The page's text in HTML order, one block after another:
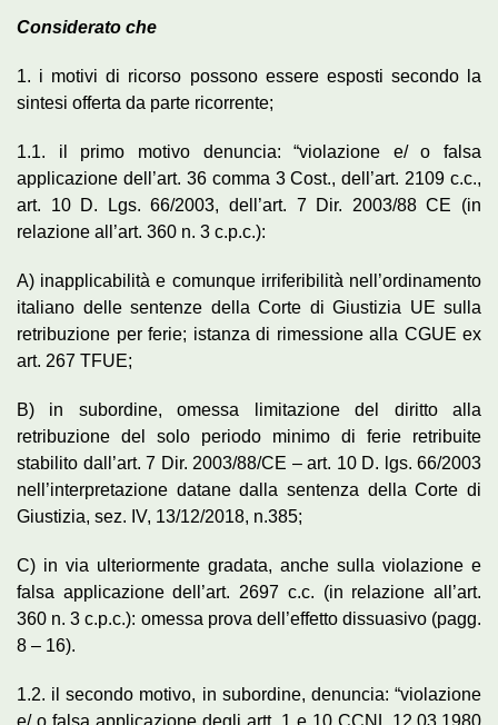
Considerato che
1. i motivi di ricorso possono essere esposti secondo la
sintesi offerta da parte ricorrente;
1.1. il primo motivo denuncia: “violazione e/ o falsa
applicazione dell’art. 36 comma 3 Cost., dell’art. 2109 c.c.,
art. 10 D. Lgs. 66/2003, dell’art. 7 Dir. 2003/88 CE (in
relazione all’art. 360 n. 3 c.p.c.):
A) inapplicabilità e comunque irriferibilità nell’ordinamento
italiano delle sentenze della Corte di Giustizia UE sulla
retribuzione per ferie; istanza di rimessione alla CGUE ex
art. 267 TFUE;
B) in subordine, omessa limitazione del diritto alla
retribuzione del solo periodo minimo di ferie retribuite
stabilito dall’art. 7 Dir. 2003/88/CE – art. 10 D. lgs. 66/2003
nell’interpretazione datane dalla sentenza della Corte di
Giustizia, sez. IV, 13/12/2018, n.385;
C) in via ulteriormente gradata, anche sulla violazione e
falsa applicazione dell’art. 2697 c.c. (in relazione all’art.
360 n. 3 c.p.c.): omessa prova dell’effetto dissuasivo (pagg.
8 – 16).
1.2. il secondo motivo, in subordine, denuncia: “violazione
e/ o falsa applicazione degli artt. 1 e 10 CCNL 12.03.1980